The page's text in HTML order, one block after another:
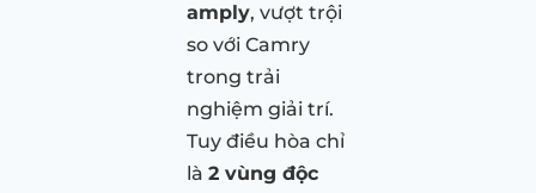
amply, vượt trội
so với Camry
trong trải
nghiệm giải trí.
Tuy điều hòa chỉ
là 2 vùng độc